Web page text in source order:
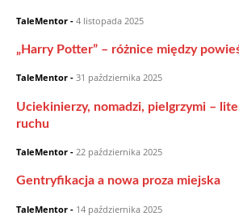
TaleMentor - 4 listopada 2025
„Harry Potter” – różnice między
TaleMentor - 31 października 2025
Uciekinierzy, nomadzi, pielgrzymi –
ruchu
TaleMentor - 22 października 2025
Gentryfikacja a nowa proza miejska
TaleMentor - 14 października 2025